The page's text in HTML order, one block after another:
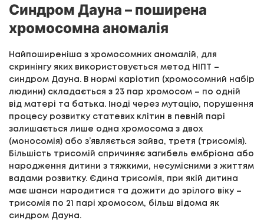
Синдром Дауна – поширена
хромосомна аномалія
Найпоширеніша з хромосомних аномалій, для
скринінгу яких використовується метод НІПТ –
синдром Дауна. В нормі каріотип (хромосомний набір
людини) складається з 23 пар хромосом – по одній
від матері та батька. Іноді через мутацію, порушення
процесу розвитку статевих клітин в певній парі
залишається лише одна хромосома з двох
(моносомія) або з’являється зайва, третя (трисомія).
Більшість трисомій спричиняє загибель ембріона або
народження дитини з тяжкими, несумісними з життям
вадами розвитку. Єдина трисомія, при якій дитина
має шанси народитися та дожити до зрілого віку –
трисомія по 21 парі хромосом, більш відома як
синдром Дауна.